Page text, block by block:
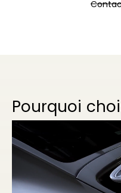
Pourquoi